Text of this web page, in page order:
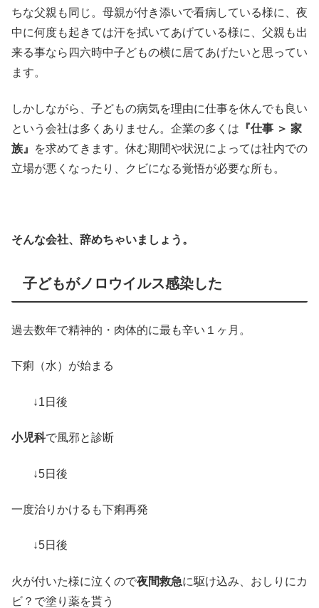
ちな父親も同じ。母親が付き添いで看病している様に、夜
中に何度も起きては汗を拭いてあげている様に、父親も出
来る事なら四六時中子どもの横に居てあげたいと思ってい
ます。
しかしながら、子どもの病気を理由に仕事を休んでも良い
という会社は多くありません。企業の多くは 『仕事 ＞ 家
族』
を求めてきます。休む期間や状況によっては社内での
立場が悪くなったり、クビになる覚悟が必要な所も。
そんな会社、辞めちゃいましょう。
子どもがノロウイルス感染した
過去数年で精神的・肉体的に最も辛い１ヶ月。
下痢（水）が始まる
↓1日後
小児科で風邪と診断
↓5日後
一度治りかけるも下痢再発
↓5日後
火が付いた様に泣くので夜間救急に駆け込み、おしりにカ
ビ？で塗り薬を貰う